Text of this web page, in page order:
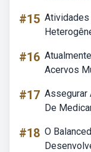
#15 Atividades
#16
Acervos
#17 Assegurar
De
#18 O